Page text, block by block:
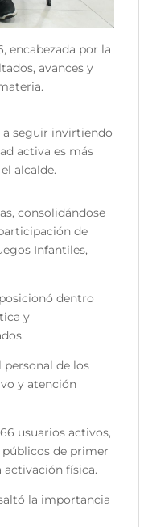
encabezada por la
avances y
a seguir invirtiendo
activa es más
alcalde.
consolidándose
de
Infantiles,
dentro
y
de los
y atención
usuarios activos,
públicos de primer
activación física.
la importancia